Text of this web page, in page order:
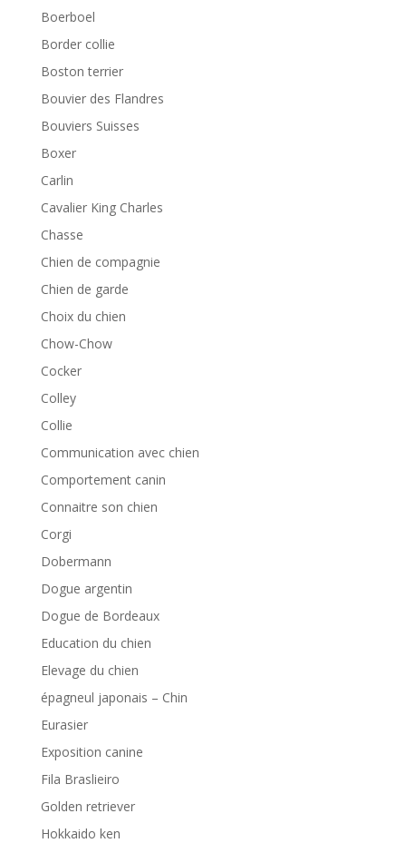
Boerboel
Border collie
Boston terrier
Bouvier des Flandres
Bouviers Suisses
Boxer
Carlin
Cavalier King Charles
Chasse
Chien de compagnie
Chien de garde
Choix du chien
Chow-Chow
Cocker
Colley
Collie
Communication avec chien
Comportement canin
Connaitre son chien
Corgi
Dobermann
Dogue argentin
Dogue de Bordeaux
Education du chien
Elevage du chien
épagneul japonais – Chin
Eurasier
Exposition canine
Fila Braslieiro
Golden retriever
Hokkaido ken